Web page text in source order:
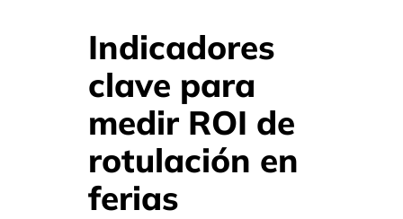
Indicadores
clave para
medir ROI de
rotulación en
ferias